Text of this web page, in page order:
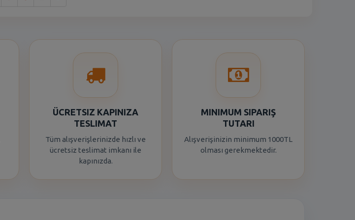
ÜCRETSIZ KAPINIZA
TESLIMAT
Tüm alışverişlerinizde hızlı ve
ücretsiz teslimat imkanı ile
kapınızda.
MINIMUM SIPARIŞ
TUTARI
Alışverişinizin minimum 1000TL
olması gerekmektedir.